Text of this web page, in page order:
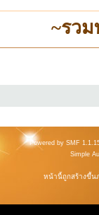
~รว
Powered by SMF
Simple
หน้านี้ถูกสร้างขึ้น